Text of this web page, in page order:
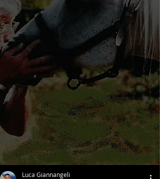
Luca Giannangeli